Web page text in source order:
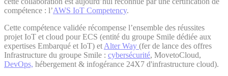
compétence : l’AWS IoT Competency.
Cette compétence validée récompense l’ensemble des réussites
projet IoT et cloud pour ECS (entité du groupe Smile dédiée aux
expertises Embarqué et IoT) et Alter Way (fer de lance des offres
Infrastructure du groupe Smile : cybersécurité, MovetoCloud,
DevOps, hébergement & infogérance 24X7 d'infrastructure cloud).